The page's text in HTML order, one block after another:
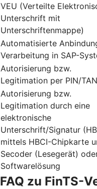
VEU (Verteilte
Unterschrift mit
Unterschriftenmappe)
Automatisierte
Verarbeitung in SAP-
Autorisierung bzw.
Legitimation per PIN/TAN
Autorisierung bzw.
Legitimation durch eine
elektronische
Unterschrift/Signatur
mittels HBCI-Chipkarte
Secoder (Lesegerät)
Softwarelösung
FAQ zu FinTS-